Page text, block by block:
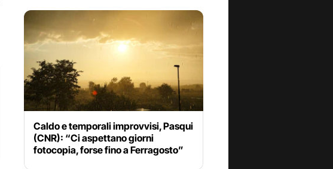
Caldo e temporali improvvisi, Pasqui
(CNR): “Ci aspettano giorni
fotocopia, forse fino a Ferragosto”